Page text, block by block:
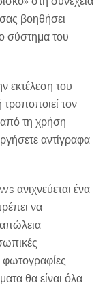
βοηθήσει
σύστημα του
εκτέλεση του
τον
τη χρήση
αντίγραφα
ανιχνεύεται ένα
να
φωτογραφίες,
θα είναι όλα